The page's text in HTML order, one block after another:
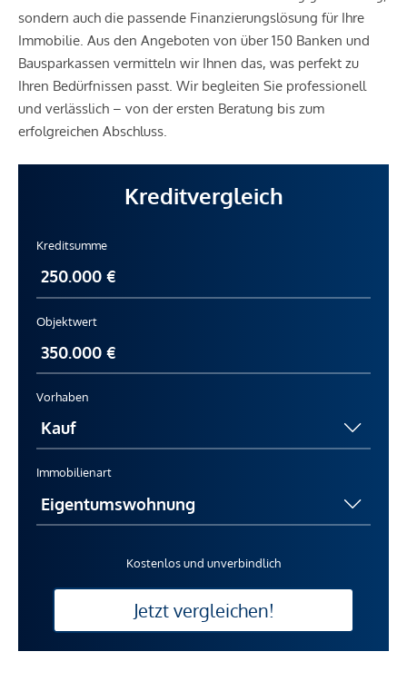
sondern auch die passende Finanzierungslösung für Ihre
Immobilie. Aus den Angeboten von über 150 Banken und
Bausparkassen vermitteln wir Ihnen das, was perfekt zu
Ihren Bedürfnissen passt. Wir begleiten Sie professionell
und verlässlich – von der ersten Beratung bis zum
erfolgreichen Abschluss.
Kreditvergleich
Kreditsumme
Objektwert
Vorhaben
Immobilienart
Kostenlos und unverbindlich
Jetzt vergleichen!